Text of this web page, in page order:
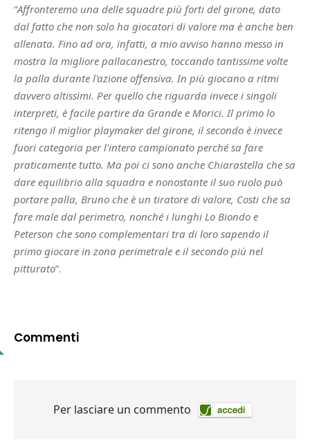
“Affronteremo una delle squadre più forti del girone, dato
dal fatto che non solo ha giocatori di valore ma è anche ben
allenata. Fino ad ora, infatti, a mio avviso hanno messo in
mostra la migliore pallacanestro, toccando tantissime volte
la palla durante l'azione offensiva. In più giocano a ritmi
davvero altissimi. Per quello che riguarda invece i singoli
interpreti, è facile partire da Grande e Morici. Il primo lo
ritengo il miglior playmaker del girone, il secondo è invece
fuori categoria per l'intero campionato perché sa fare
praticamente tutto. Ma poi ci sono anche Chiarastella che sa
dare equilibrio alla squadra e nonostante il suo ruolo può
portare palla, Bruno che è un tiratore di valore, Costi che sa
fare male dal perimetro, nonché i lunghi Lo Biondo e
Peterson che sono complementari tra di loro sapendo il
primo giocare in zona perimetrale e il secondo più nel
pitturato”.
Commenti